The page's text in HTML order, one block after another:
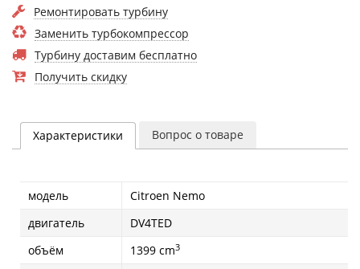
Ремонтировать турбину
Заменить турбокомпрессор
Турбину доставим бесплатно
Получить скидку
Характеристики Вопрос о товаре
модель
Citroen Nemo
двигатель
DV4TED
объём
1399 cm3